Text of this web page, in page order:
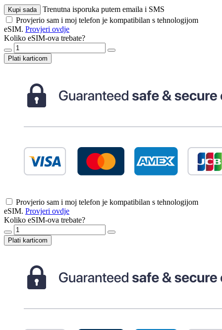
Kupi sada
Trenutna isporuka putem emaila i SMS
Provjerio sam i moj telefon je kompatibilan s tehnologijom
eSIM. Provjeri ovdje
Koliko eSIM-ova trebate?
Plati karticom
Provjerio sam i moj telefon je kompatibilan s tehnologijom
eSIM. Provjeri ovdje
Koliko eSIM-ova trebate?
Plati karticom